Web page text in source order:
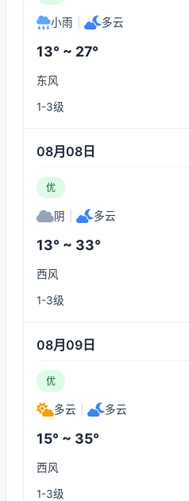
小雨 多云
13° ~ 27°
东风
1-3级
08月08日
优
阴 多云
13° ~ 33°
西风
1-3级
08月09日
优
多云 多云
15° ~ 35°
西风
1-3级